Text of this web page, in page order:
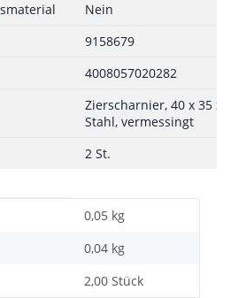
Nein
9158679
4008057020282
Zierscharnier, 40 x 35 x
Stahl, vermessingt
2 St.
0,05 kg
0,04 kg
2,00 Stück